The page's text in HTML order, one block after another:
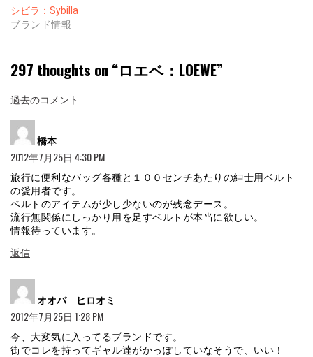
シビラ：Sybilla
ブランド情報
297 thoughts on “ロエベ：LOEWE”
コ
メ
ン
ト
ナ
ビ
ゲ
ー
シ
ョ
ン
過去のコメント
橋本り:
2012年7月25日 4:30 PM
旅行に便利なバッグ各種と１００センチあたりの紳士用ベルト
の愛用者です。
ベルトのアイテムが少し少ないのが残念デース。
流行無関係にしっかり用を足すベルトが本当に欲しい。
情報待っています。
返信
オオバ ヒロオミ
2012年7月25日 1:28 PM
今、大変気に入ってるブランドです。
街でコレを持ってギャル達がかっぽしていなそうで、いい！